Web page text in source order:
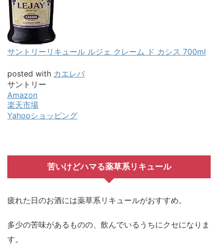
サントリーリキュール ルジェ クレーム ド カシス 700ml
posted with カエレバ
サントリー
Amazon
楽天市場
Yahooショッピング
苦いけどハマる薬草系リキュール
疲れた日のお酒には薬草系リキュールがおすすめ。
多少の苦味があるものの、飲んでいるうちにクセになりま
す。